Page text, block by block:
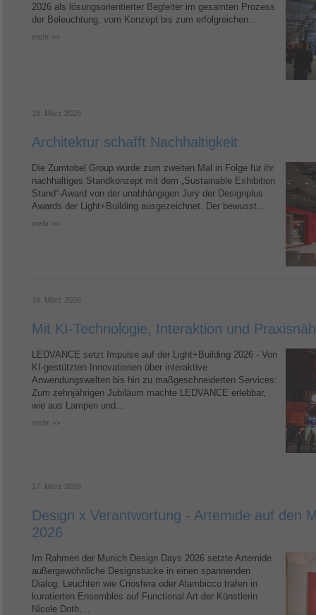
2026 als lösungsorientierter Begleiter im gesamten Prozess
der Beleuchtung, vom Konzept bis zum erfolgreichen...
mehr >>
18. März 2026
Architektur schafft Nachhaltigkeit
Die Zumtobel Group wurde zum zweiten Mal in Folge für ihr
nachhaltiges Standkonzept mit dem „Sustainable Exhibition
Stand“-Award von der unabhängigen Jury der Designplus
Awards der Light+Building ausgezeichnet. Der bewusst...
mehr >>
18. März 2026
Mit KI-Technologie, Interaktion und
LEDVANCE setzt Impulse auf der Light+Building 2026 - Von
KI-gestützten Innovationen über interaktive
Anwendungswelten bis hin zu maßgeschneiderten Services:
Zum zehnjährigen Jubiläum machte LEDVANCE erlebbar,
wie aus Lampen und...
mehr >>
17. März 2026
Design x Verantwortung - Artemide auf den
2026
Im Rahmen der Munich Design Days 2026 setzte Artemide
außergewöhnliche Designstücke in einen spannenden
Dialog: Leuchten wie Criosfera oder Alambicco trafen in
kuratierten Ensembles auf Functional Art der Künstlerin
Nicole Doth,...